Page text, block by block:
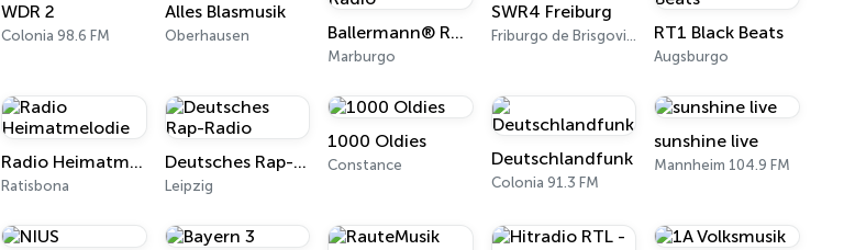
WDR 2
Colonia 98.6 FM
Alles Blasmusik
Oberhausen Ballermann® Radio
Marburgo
SWR4 Freiburg
Friburgo de Brisgovia 100.2 FM RT1 Black Beats
Augsburgo
Radio Heimatmelodie
Ratisbona
Deutsches Rap-Radio
Leipzig
1000 Oldies
Constance Deutschlandfunk
Colonia 91.3 FM
sunshine live
Mannheim 104.9 FM